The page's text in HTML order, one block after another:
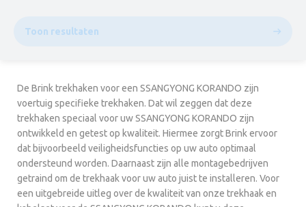
Toon resultaten
De Brink trekhaken voor een SSANGYONG KORANDO zijn
voertuig specifieke trekhaken. Dat wil zeggen dat deze
trekhaken speciaal voor uw SSANGYONG KORANDO zijn
ontwikkeld en getest op kwaliteit. Hiermee zorgt Brink ervoor
dat bijvoorbeeld veiligheidsfuncties op uw auto optimaal
ondersteund worden. Daarnaast zijn alle montagebedrijven
getraind om de trekhaak voor uw auto juist te installeren. Voor
een uitgebreide uitleg over de kwaliteit van onze trekhaak en